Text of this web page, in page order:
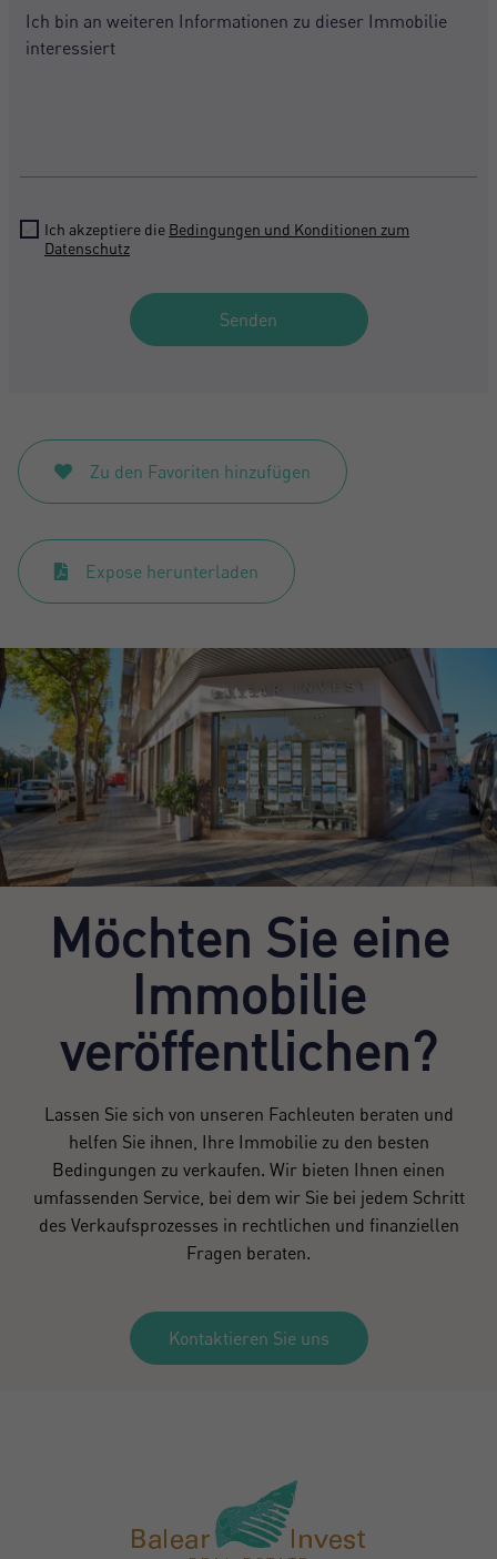
Ich akzeptiere die Bedingungen und Konditionen zum
Datenschutz
Senden
Zu den Favoriten hinzufügen
Expose herunterladen
Möchten Sie eine
Immobilie
veröffentlichen?
Lassen Sie sich von unseren Fachleuten beraten und
helfen Sie ihnen, Ihre Immobilie zu den besten
Bedingungen zu verkaufen. Wir bieten Ihnen einen
umfassenden Service, bei dem wir Sie bei jedem Schritt
des Verkaufsprozesses in rechtlichen und finanziellen
Fragen beraten.
Kontaktieren Sie uns